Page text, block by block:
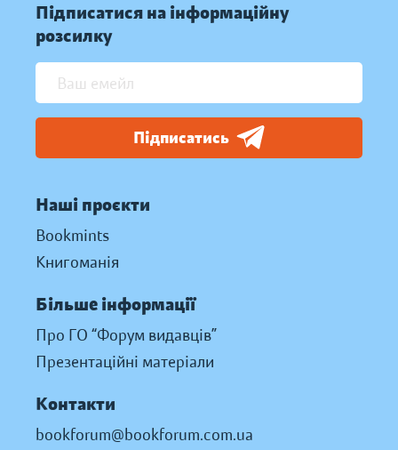
Підписатися на інформаційну
розсилку
Підписатись
Наші проєкти
Bookmints
Книгоманія
Більше інформації
Про ГО “Форум видавців”
Презентаційні матеріали
Контакти
bookforum@bookforum.com.ua